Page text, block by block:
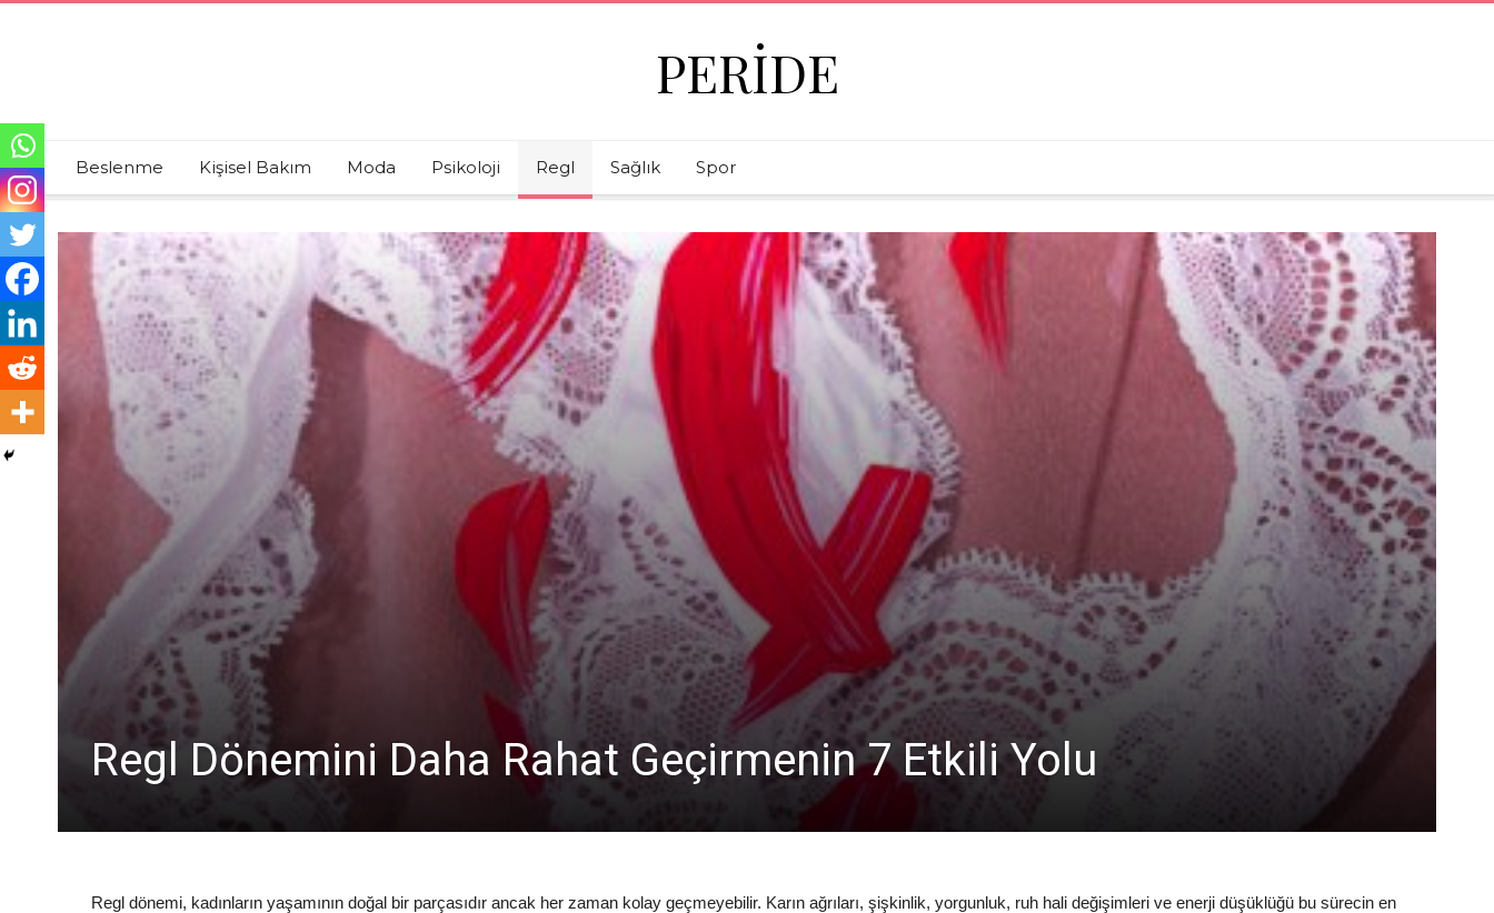
PERIDE
Beslenme Kişisel Bakım Moda Psikoloji Regl Sağlık Spor
Regl Dönemini Daha Rahat Geçirmenin 7 Etkili Yolu
Regl dönemi, kadınların yaşamının doğal bir parçasıdır ancak her zaman kolay geçmeyebilir. Karın ağrıları, şişkinlik, yorgunluk, ruh hali değişimleri ve enerji düşüklüğü bu sürecin en